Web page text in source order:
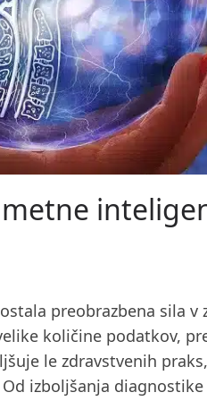
preobrazbena sila v
količine podatkov,
le zdravstvenih
izboljšanja